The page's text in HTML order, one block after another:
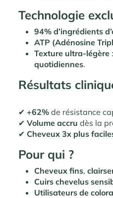
Technologie
94% d’ingrédients
ATP (Adénosine
Texture ultra-légère
quotidiennes.
Résultats
✔+62% de résistance
✔Volume accru dès la
✔ Cheveux 3x plus
Pour qui ?
Cheveux fins,
Cuirs chevelus
Utilisateurs de